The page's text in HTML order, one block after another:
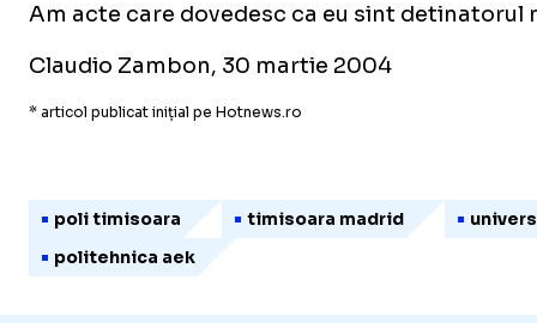
Am acte care dovedesc ca eu sint
Claudio Zambon, 30 martie 2004
* articol publicat inițial pe Hotnews.ro
poli timisoara timisoara madrid
politehnica aek